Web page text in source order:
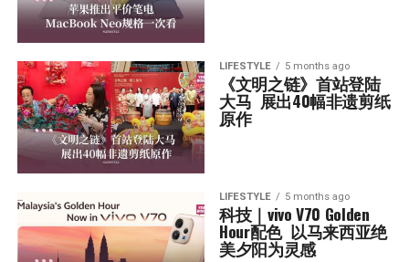
LIFESTYLE 5 months ago
《文明之链》首站登陆
大马  展出40幅非遗剪纸
原作
LIFESTYLE 5 months ago
科技｜vivo V70 Golden
Hour配色  以马来西亚绝
美夕阳为灵感